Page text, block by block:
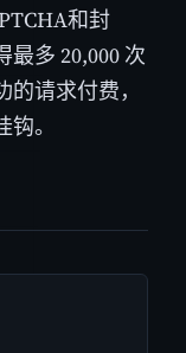
和封
多 20,000 次
请求付费，
。